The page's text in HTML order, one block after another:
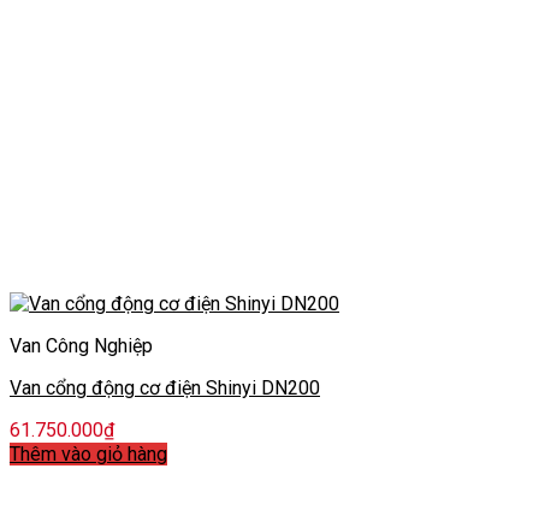
Van Công Nghiệp
Van cổng động cơ điện Shinyi DN200
61.750.000₫
Thêm vào giỏ hàng